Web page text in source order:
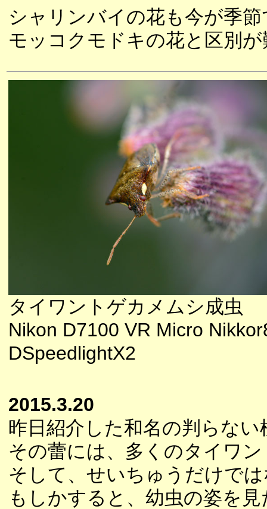
シャリンバイの花も今が季
モッコクモドキの花と区別
タイワントゲカメムシ成虫
Nikon D7100 VR Micro
DSpeedlightX2
2015.3.20
昨日紹介した和名の判らない
その蕾には、多くのタイワ
そして、せいちゅうだけで
もしかすると、幼虫の姿を